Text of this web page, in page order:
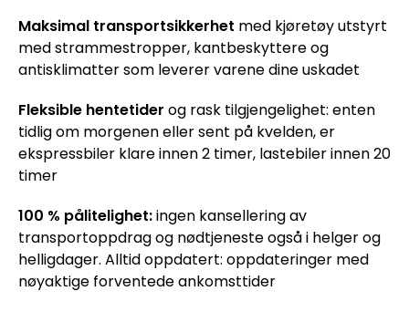
Maksimal transportsikkerhet med kjøretøy utstyrt
med strammestropper, kantbeskyttere og
antisklimatter som leverer varene dine uskadet
Fleksible hentetider og rask tilgjengelighet: enten
tidlig om morgenen eller sent på kvelden, er
ekspressbiler klare innen 2 timer, lastebiler innen 20
timer
100 % pålitelighet:ingen kansellering av
transportoppdrag og nødtjeneste også i helger og
helligdager. Alltid oppdatert: oppdateringer med
nøyaktige forventede ankomsttider